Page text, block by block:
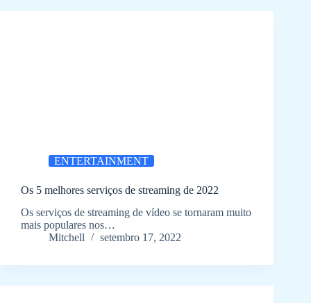
ENTERTAINMENT
Os 5 melhores serviços de streaming de 2022
Os serviços de streaming de vídeo se tornaram muito
mais populares nos…
Mitchell
setembro 17, 2022